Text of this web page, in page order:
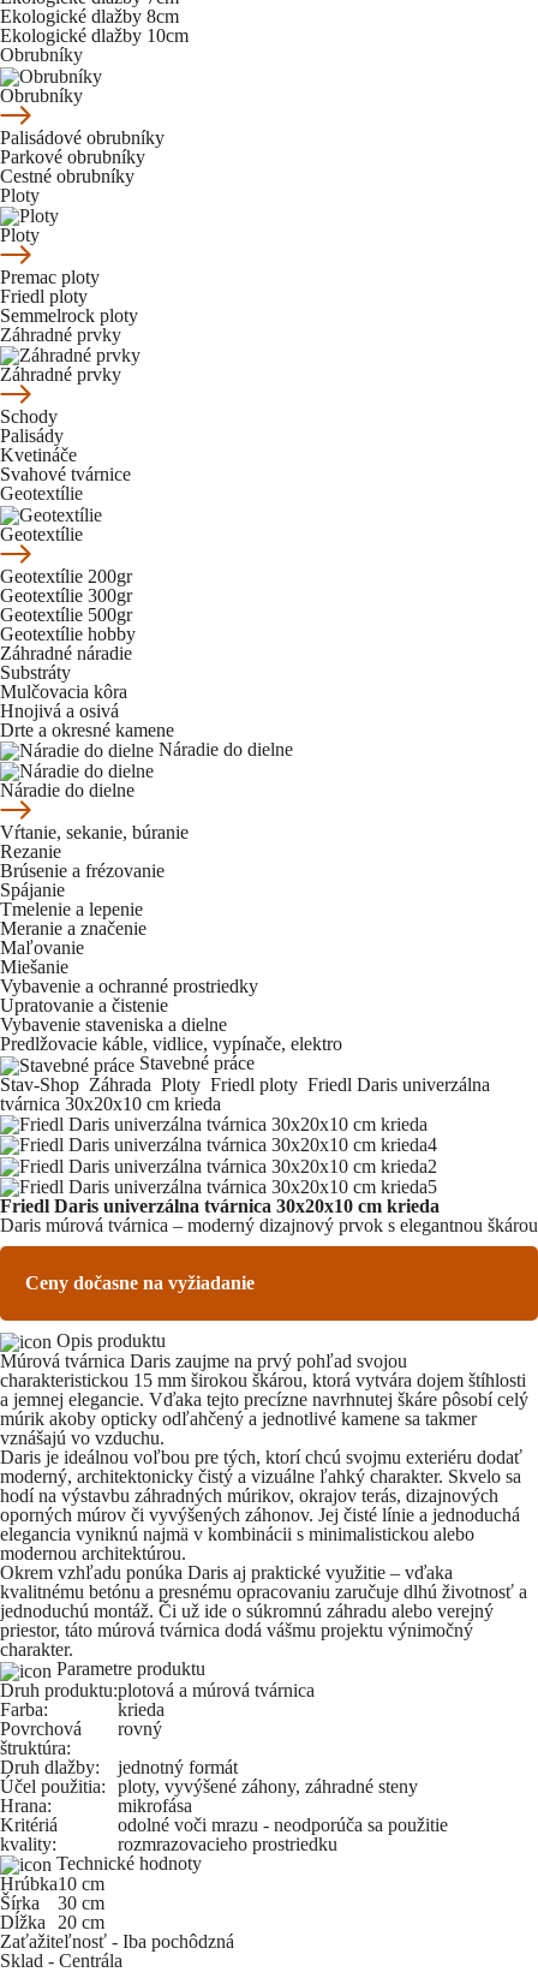
Ekologické dlažby 8cm
Ekologické dlažby 10cm
Obrubníky
Obrubníky
Palisádové obrubníky
Parkové obrubníky
Cestné obrubníky
Ploty
Ploty
Premac ploty
Friedl ploty
Semmelrock ploty
Záhradné prvky
Záhradné prvky
Schody
Palisády
Kvetináče
Svahové tvárnice
Geotextílie
Geotextílie
Geotextílie 200gr
Geotextílie 300gr
Geotextílie 500gr
Geotextílie hobby
Záhradné náradie
Substráty
Mulčovacia kôra
Hnojivá a osivá
Drte a okresné kamene
Náradie do dielne
Náradie do dielne
Vŕtanie, sekanie, búranie
Rezanie
Brúsenie a frézovanie
Spájanie
Tmelenie a lepenie
Meranie a značenie
Maľovanie
Miešanie
Vybavenie a ochranné prostriedky
Upratovanie a čistenie
Vybavenie staveniska a dielne
Predlžovacie káble, vidlice, vypínače, elektro
Stavebné práce
Stav-Shop Záhrada Ploty Friedl ploty Friedl Daris univerzálna
tvárnica 30x20x10 cm krieda
Friedl Daris univerzálna tvárnica 30x20x10 cm krieda
Daris múrová tvárnica – moderný dizajnový prvok s elegantnou škárou
Ceny dočasne na vyžiadanie
Opis produktu
Múrová tvárnica Daris zaujme na prvý pohľad svojou
charakteristickou 15 mm širokou škárou, ktorá vytvára dojem štíhlosti
a jemnej elegancie. Vďaka tejto precízne navrhnutej škáre pôsobí celý
múrik akoby opticky odľahčený a jednotlivé kamene sa takmer
vznášajú vo vzduchu.
Daris je ideálnou voľbou pre tých, ktorí chcú svojmu exteriéru dodať
moderný, architektonicky čistý a vizuálne ľahký charakter. Skvelo sa
hodí na výstavbu záhradných múrikov, okrajov terás, dizajnových
oporných múrov či vyvýšených záhonov. Jej čisté línie a jednoduchá
elegancia vyniknú najmä v kombinácii s minimalistickou alebo
modernou architektúrou.
Okrem vzhľadu ponúka Daris aj praktické využitie – vďaka
kvalitnému betónu a presnému opracovaniu zaručuje dlhú životnosť a
jednoduchú montáž. Či už ide o súkromnú záhradu alebo verejný
priestor, táto múrová tvárnica dodá vášmu projektu výnimočný
charakter.
Parametre produktu
Druh produktu:plotová a múrová tvárnica
Farba:
krieda
Povrchová
štruktúra:
rovný
Druh dlažby:
jednotný formát
Účel použitia:
ploty, vyvýšené záhony, záhradné steny
Hrana:
mikrofása
Kritériá
kvality:
odolné voči mrazu - neodporúča sa použitie
rozmrazovacieho prostriedku
Technické hodnoty
Hrúbka10 cm
Šírka
30 cm
Dĺžka
20 cm
Zaťažiteľnosť - Iba pochôdzná
Sklad - Centrála